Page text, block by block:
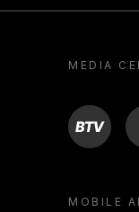
MEDIA
BTV TL
MOBILE